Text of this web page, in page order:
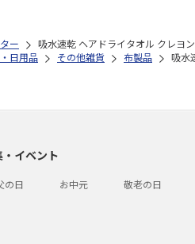
ー
吸水速乾 ヘアドライタオル クレヨ
日用品 その他雑貨 布製品 吸水
イベント
の日 お中元 敬老の日